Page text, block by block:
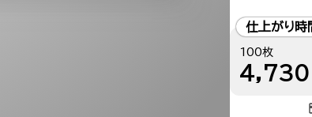
仕上がり
100枚
4,730